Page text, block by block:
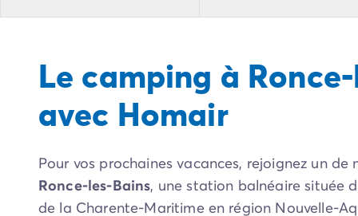
Camping Saint-Malo
Camping Morbihan
Camping Vannes
Camping Centre-Val de Loire
Camping Chenonceau
Camping Champagne-Ardenne
Camping Ardennes
Le camping à
avec Homair
Pour vos prochaines vacances, rejoignez un de
Ronce-les-Bains, une station balnéaire située
de la Charente-Maritime en région Nouvelle-